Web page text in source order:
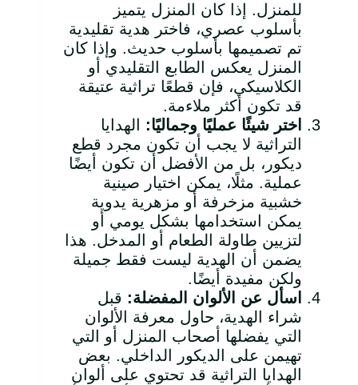
للمنزل. إذا كان المنزل يتميز
بأسلوب عصري، فاختر هدية تقليدية
تم تصميمها بأسلوب حديث. وإذا كان
المنزل يعكس الطابع التقليدي أو
الكلاسيكي، فإن قطعًا تراثية عتيقة
قد تكون أكثر ملاءمة.
اختر شيئًا عمليًا وجماليًا: الهدايا
التراثية لا يجب أن تكون مجرد قطع
ديكور، بل من الأفضل أن تكون أيضًا
عملية. مثلًا، يمكن اختيار صينية
خشبية مزخرفة أو مزهرية يدوية
يمكن استخدامها بشكل يومي أو
لتزيين طاولة الطعام أو المدخل. هذا
يضمن أن الهدية ليست فقط جميلة
ولكن مفيدة أيضًا.
اسأل عن الألوان المفضلة: قبل
شراء الهدية، حاول معرفة الألوان
التي يفضلها أصحاب المنزل أو التي
تهيمن على الديكور الداخلي. بعض
الهدايا التراثية قد تحتوي على ألوان